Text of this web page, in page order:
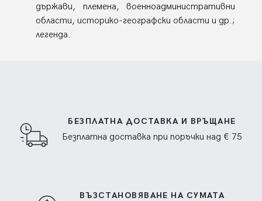
държави, племена, военноадминистративни
области, историко-географски области и др.;
легенда.
БЕЗПЛАТНА ДОСТАВКА И ВРЪЩАНЕ
Безплатна доставка при поръчки над € 75
ВЪЗСТАНОВЯВАНЕ НА СУМАТА